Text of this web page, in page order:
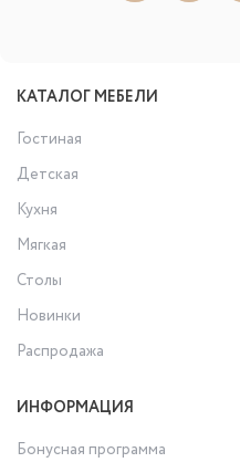
КАТАЛОГ МЕБЕЛИ
Гостиная
Детская
Кухня
Мягкая
Столы
Новинки
Распродажа
ИНФОРМАЦИЯ
Бонусная программа